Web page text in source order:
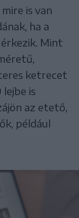
is van
ha a
Mint
ketrecet
lejbe is
az etető,
például